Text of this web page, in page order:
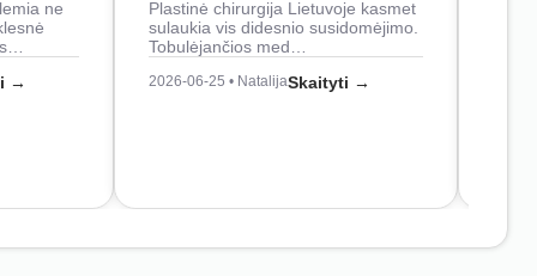
ne
→
Plastinė chirurgija Lietuvoje kasmet
sulaukia vis didesnio susidomėjimo.
Tobulėjančios med…
2026-06-25 • NatalijaSkaityti →